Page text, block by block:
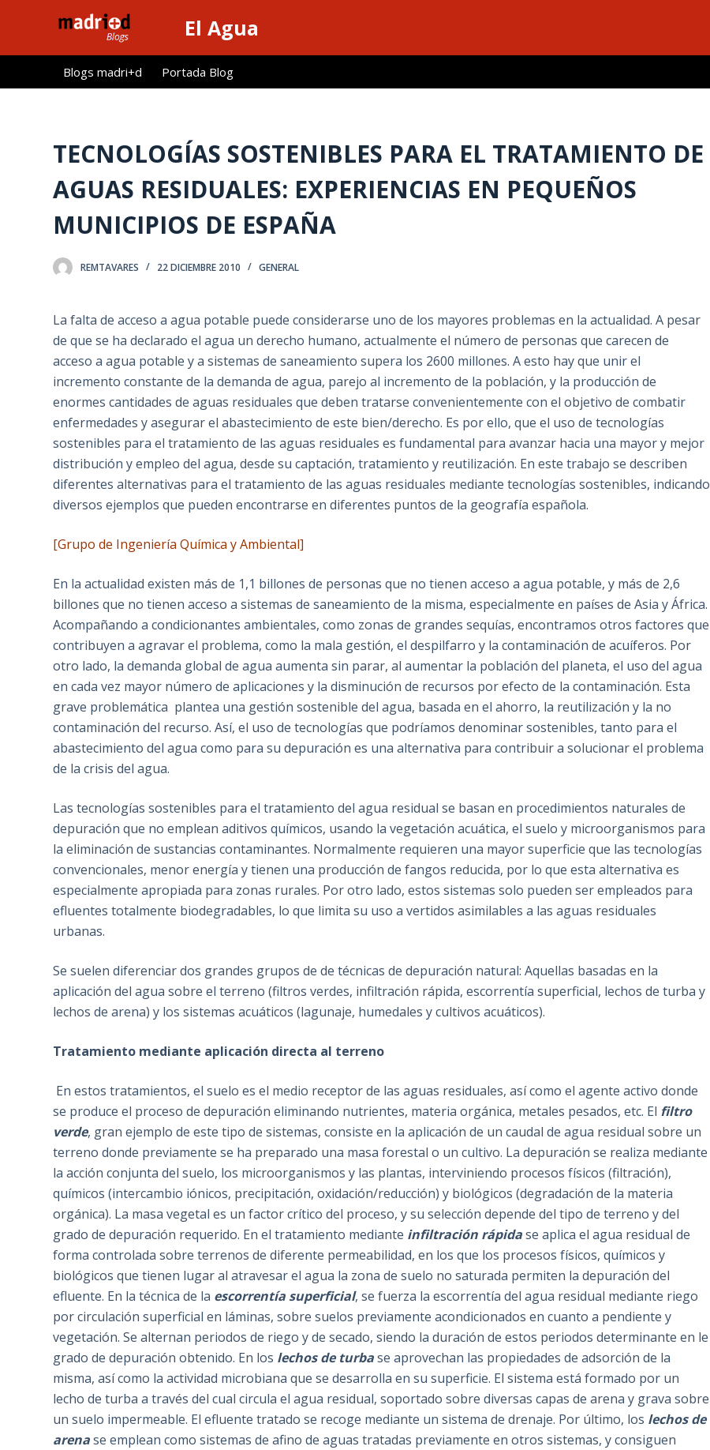
l
El Agua
Blogs madri+d Portada Blog
TECNOLOGÍAS SOSTENIBLES PARA EL TRATAMIENTO DE
AGUAS RESIDUALES: EXPERIENCIAS EN PEQUEÑOS
MUNICIPIOS DE ESPAÑA
REMTAVARES 22 DICIEMBRE 2010 GENERAL
La falta de acceso a agua potable puede considerarse uno de los mayores problemas en la actualidad. A pesar
de que se ha declarado el agua un derecho humano, actualmente el número de personas que carecen de
acceso a agua potable y a sistemas de saneamiento supera los 2600 millones. A esto hay que unir el
incremento constante de la demanda de agua, parejo al incremento de la población, y la producción de
enormes cantidades de aguas residuales que deben tratarse convenientemente con el objetivo de combatir
enfermedades y asegurar el abastecimiento de este bien/derecho. Es por ello, que el uso de tecnologías
sostenibles para el tratamiento de las aguas residuales es fundamental para avanzar hacia una mayor y mejor
distribución y empleo del agua, desde su captación, tratamiento y reutilización. En este trabajo se describen
diferentes alternativas para el tratamiento de las aguas residuales mediante tecnologías sostenibles, indicando
diversos ejemplos que pueden encontrarse en diferentes puntos de la geografía española.
[Grupo de Ingeniería Química y Ambiental]
En la actualidad existen más de 1,1 billones de personas que no tienen acceso a agua potable, y más de 2,6
billones que no tienen acceso a sistemas de saneamiento de la misma, especialmente en países de Asia y África.
Acompañando a condicionantes ambientales, como zonas de grandes sequías, encontramos otros factores que
contribuyen a agravar el problema, como la mala gestión, el despilfarro y la contaminación de acuíferos. Por
otro lado, la demanda global de agua aumenta sin parar, al aumentar la población del planeta, el uso del agua
en cada vez mayor número de aplicaciones y la disminución de recursos por efecto de la contaminación. Esta
grave problemática plantea una gestión sostenible del agua, basada en el ahorro, la reutilización y la no
contaminación del recurso. Así, el uso de tecnologías que podríamos denominar sostenibles, tanto para el
abastecimiento del agua como para su depuración es una alternativa para contribuir a solucionar el problema
de la crisis del agua.
Las tecnologías sostenibles para el tratamiento del agua residual se basan en procedimientos naturales de
depuración que no emplean aditivos químicos, usando la vegetación acuática, el suelo y microorganismos para
la eliminación de sustancias contaminantes. Normalmente requieren una mayor superficie que las tecnologías
convencionales, menor energía y tienen una producción de fangos reducida, por lo que esta alternativa es
especialmente apropiada para zonas rurales. Por otro lado, estos sistemas solo pueden ser empleados para
efluentes totalmente biodegradables, lo que limita su uso a vertidos asimilables a las aguas residuales
urbanas.
Se suelen diferenciar dos grandes grupos de de técnicas de depuración natural: Aquellas basadas en la
aplicación del agua sobre el terreno (filtros verdes, infiltración rápida, escorrentía superficial, lechos de turba y
lechos de arena) y los sistemas acuáticos (lagunaje, humedales y cultivos acuáticos).
Tratamiento mediante aplicación directa al terreno
En estos tratamientos, el suelo es el medio receptor de las aguas residuales, así como el agente activo donde
se produce el proceso de depuración eliminando nutrientes, materia orgánica, metales pesados, etc. El filtro
verde, gran ejemplo de este tipo de sistemas, consiste en la aplicación de un caudal de agua residual sobre un
terreno donde previamente se ha preparado una masa forestal o un cultivo. La depuración se realiza mediante
la acción conjunta del suelo, los microorganismos y las plantas, interviniendo procesos físicos (filtración),
químicos (intercambio iónicos, precipitación, oxidación/reducción) y biológicos (degradación de la materia
orgánica). La masa vegetal es un factor crítico del proceso, y su selección depende del tipo de terreno y del
grado de depuración requerido. En el tratamiento mediante infiltración rápidase aplica el agua residual de
forma controlada sobre terrenos de diferente permeabilidad, en los que los procesos físicos, químicos y
biológicos que tienen lugar al atravesar el agua la zona de suelo no saturada permiten la depuración del
efluente. En la técnica de la escorrentía superficial, se fuerza la escorrentía del agua residual mediante riego
por circulación superficial en láminas, sobre suelos previamente acondicionados en cuanto a pendiente y
vegetación. Se alternan periodos de riego y de secado, siendo la duración de estos periodos determinante en le
grado de depuración obtenido. En los lechos de turbase aprovechan las propiedades de adsorción de la
misma, así como la actividad microbiana que se desarrolla en su superficie. El sistema está formado por un
lecho de turba a través del cual circula el agua residual, soportado sobre diversas capas de arena y grava sobre
un suelo impermeable. El efluente tratado se recoge mediante un sistema de drenaje. Por último, los lechos de
arenase emplean como sistemas de afino de aguas tratadas previamente en otros sistemas, y consiguen